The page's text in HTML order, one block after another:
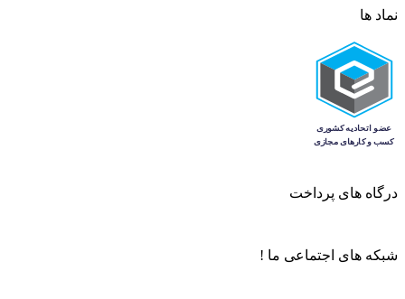
نماد ها
درگاه های پرداخت
شبکه های اجتماعی ما !